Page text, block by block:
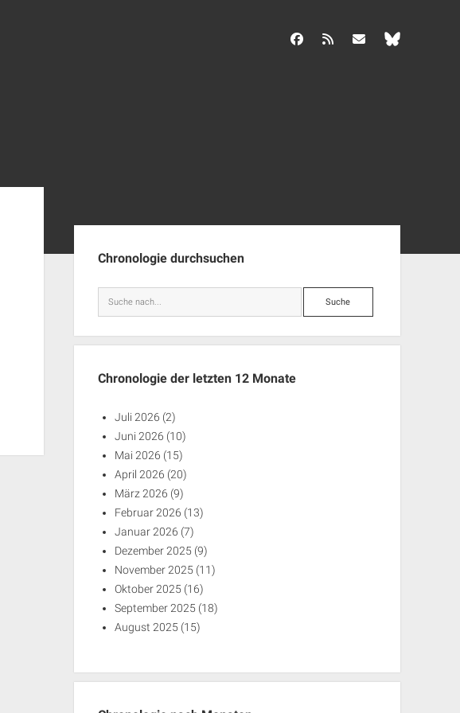
facebook info@aida-archiv.de
Chronologie durchsuchen
Suche
Chronologie der letzten 12 Monate
Juli 2026 (2)
Juni 2026 (10)
Mai 2026 (15)
April 2026 (20)
März 2026 (9)
Februar 2026 (13)
Januar 2026 (7)
Dezember 2025 (9)
November 2025 (11)
Oktober 2025 (16)
September 2025 (18)
August 2025 (15)